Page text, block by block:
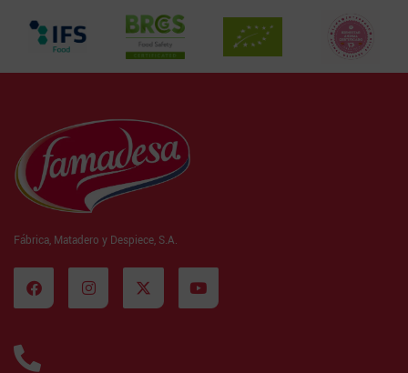
Fábrica, Matadero y Despiece, S.A.